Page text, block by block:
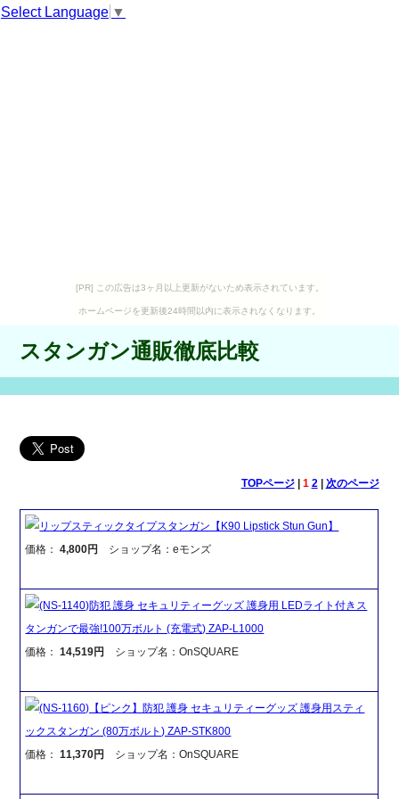
Select Language ▼
[PR] この広告は3ヶ月以上更新がないため表示されています。
ホームページを更新後24時間以内に表示されなくなります。
スタンガン通販徹底比較
TOPページ| 1 2| 次のページ
リップスティックタイプスタンガン【K90 Lipstick Stun Gun】
価格：4,800円 ショップ名：eモンズ
(NS-1140)防犯 護身 セキュリティーグッズ 護身用 LEDライト付きス
タンガンで最強!100万ボルト (充電式) ZAP-L1000
価格：14,519円 ショップ名：OnSQUARE
(NS-1160)【ピンク】防犯 護身 セキュリティーグッズ 護身用スティ
ックスタンガン (80万ボルト) ZAP-STK800
価格：11,370円 ショップ名：OnSQUARE